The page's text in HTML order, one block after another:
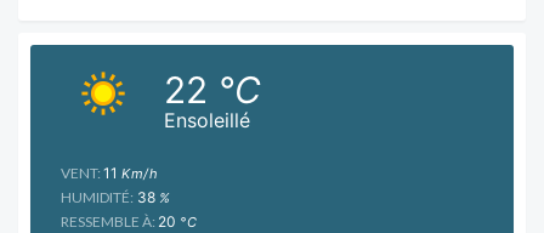
Ensoleillé
22 °C
VENT: 11 Km/h
HUMIDITÉ: 38 %
RESSEMBLE À: 20 °C